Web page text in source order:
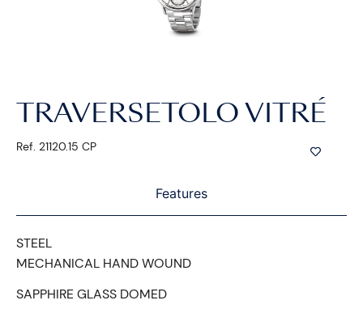
TRAVERSETOLO VITRÉ
Ref. 21120.15 CP
Features
STEEL
MECHANICAL HAND WOUND
SAPPHIRE GLASS DOMED